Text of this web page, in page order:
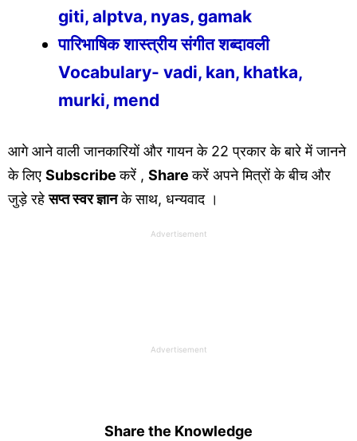
giti, alptva, nyas, gamak
पारिभाषिक शास्त्रीय संगीत शब्दावली
Vocabulary- vadi, kan, khatka,
murki, mend
आगे आने वाली जानकारियों और गायन के 22 प्रकार के बारे में जानने
के लिए Subscribeकरें , Shareकरें अपने मित्रों के बीच और
जुड़े रहेसप्त स्वर ज्ञानके साथ, धन्यवाद ।
Advertisement
Advertisement
Share the Knowledge